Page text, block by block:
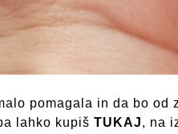
pomagala in da bo
lahko kupiš TUKAJ, na